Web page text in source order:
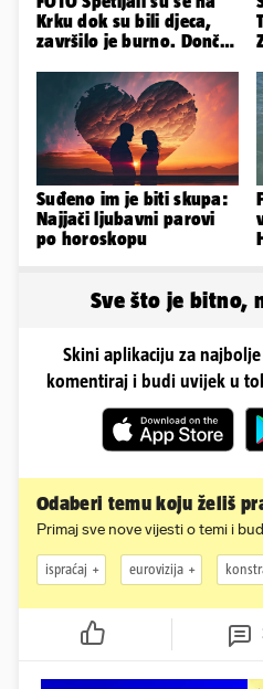
Krku dok su bili djeca,
završilo je burno. Dončić
Suđeno im je biti skupa:
Najjači ljubavni parovi
po horoskopu
Sve što je bitno,
Skini aplikaciju za
komentiraj i budi uvijek u
Odaberi temu koju želiš
Primaj sve nove vijesti o temi i
ispraćaj eurovizija